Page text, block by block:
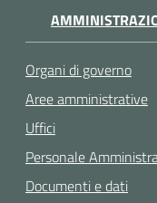
Organi di governo
Aree amministrative
Uffici
Personale
Documenti e dati